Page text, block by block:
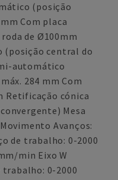
(posição
Com placa
de Ø100mm
(posição central do
automático
284 mm Com
Retificação cónica
Mesa
Avanços:
de trabalho: 0-2000
min Eixo W
0-2000